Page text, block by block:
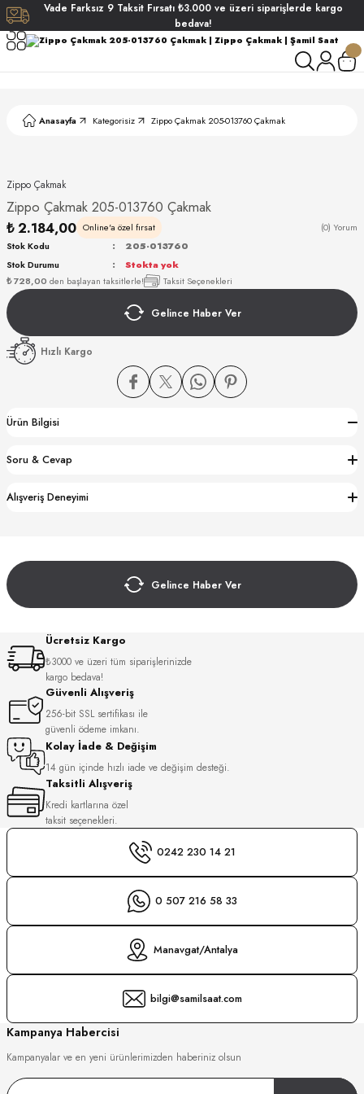
Vade Farksız 9 Taksit Fırsatı ₺3.000 ve üzeri siparişlerde kargo
bedava!
Anasayfa Kategorisiz Zippo Çakmak 205-013760 Çakmak
Zippo Çakmak
Zippo Çakmak 205-013760 Çakmak
₺ 2.184,00 Online'a özel fırsat (0) Yorum
₺ 728,00 den başlayan taksitlerle! Taksit Seçenekleri
Stok Kodu
205-013760
Stok Durumu
Stokta yok
Gelince Haber Ver
Hızlı Kargo
Ürün Bilgisi
Soru & Cevap
Alışveriş Deneyimi
Gelince Haber Ver
Ücretsiz Kargo
₺3000 ve üzeri tüm siparişlerinizde
kargo bedava!
Güvenli Alışveriş
256-bit SSL sertifikası ile
güvenli ödeme imkanı.
Kolay İade & Değişim
14 gün içinde hızlı iade ve değişim desteği.
Taksitli Alışveriş
Kredi kartlarına özel
taksit seçenekleri.
0242 230 14 21
0 507 216 58 33
Manavgat/Antalya
bilgi@samilsaat.com
Kampanya Habercisi
Kampanyalar ve en yeni ürünlerimizden haberiniz olsun